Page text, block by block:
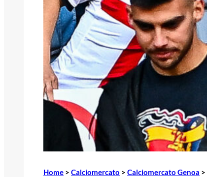
Home > Calciomercato > Calciomercato Genoa >